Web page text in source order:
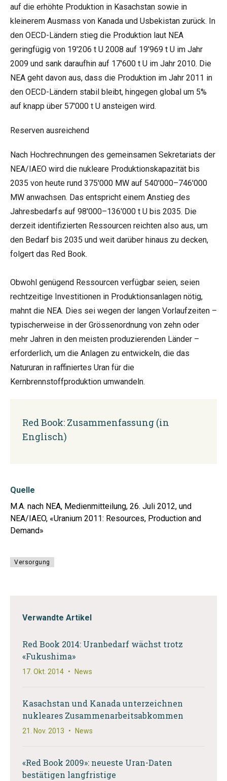
auf die erhöhte Produktion in Kasachstan sowie in
kleinerem Ausmass von Kanada und Usbekistan zurück. In
den OECD-Ländern stieg die Produktion laut NEA
geringfügig von 19'206 t U 2008 auf 19'969 t U im Jahr
2009 und sank daraufhin auf 17'600 t U im Jahr 2010. Die
NEA geht davon aus, dass die Produktion im Jahr 2011 in
den OECD-Ländern stabil bleibt, hingegen global um 5%
auf knapp über 57'000 t U ansteigen wird.
Reserven ausreichend
Nach Hochrechnungen des gemeinsamen Sekretariats der
NEA/IAEO wird die nukleare Produktionskapazität bis
2035 von heute rund 375'000 MW auf 540'000–746'000
MW anwachsen. Das entspricht einem Anstieg des
Jahresbedarfs auf 98'000–136'000 t U bis 2035. Die
derzeit identifizierten Ressourcen reichten also aus, um
den Bedarf bis 2035 und weit darüber hinaus zu decken,
folgert das Red Book.
Obwohl genügend Ressourcen verfügbar seien, seien
rechtzeitige Investitionen in Produktionsanlagen nötig,
mahnt die NEA. Dies sei wegen der langen Vorlaufzeiten –
typischerweise in der Grössenordnung von zehn oder
mehr Jahren in den meisten produzierenden Länder –
erforderlich, um die Anlagen zu entwickeln, die das
Natururan in raffiniertes Uran für die
Kernbrennstoffproduktion umwandeln.
Red Book: Zusammenfassung (in
Englisch)
Quelle
M.A. nach NEA, Medienmitteilung, 26. Juli 2012, und
NEA/IAEO, «Uranium 2011: Resources, Production and
Demand»
Versorgung
Verwandte Artikel
Red Book 2014: Uranbedarf wächst trotz
«Fukushima»
17. Okt. 2014 • News
Kasachstan und Kanada unterzeichnen
nukleares Zusammenarbeitsabkommen
21. Nov. 2013 • News
«Red Book 2009»: neueste Uran-Daten
bestätigen langfristige